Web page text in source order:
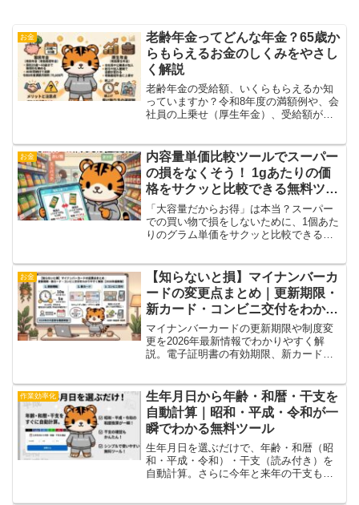
お金
老齢年金ってどんな年金？65歳か
らもらえるお金のしくみをやさし
く解説
老齢年金の受給額、いくらもらえるか知
っていますか？令和8年度の満額例や、会
社員の上乗せ（厚生年金）、受給額が最
説。iDeCoとの組み合わせや在職老齢年金
の最新ルールも網羅。
お金
内容量単価比較ツールでスーパー
の損をなくそう！ 1gあたりの価
格をサクッと比較できる無料ツー
ル【主婦必見】
「大容量だからお得」は本当？スーパー
での買い物で損をしないために、1個あた
りのグラム単価をサクッと比較できる無
う！【主婦必見】
お金
【知らないと損】マイナンバーカ
ードの変更点まとめ｜更新期限・
新カード・コンビニ交付をわかり
やすく解説【2026年最新版】
マイナンバーカードの更新期限や制度変
更を2026年最新情報でわかりやすく解
説。電子証明書の有効期限、新カード
クも解説します。
作業効率化
生年月日から年齢・和暦・干支を
自動計算｜昭和・平成・令和が一
瞬でわかる無料ツール
生年月日を選ぶだけで、年齢・和暦（昭
和・平成・令和）・干支（読み付き）を
自動計算。さらに今年と来年の干支もす